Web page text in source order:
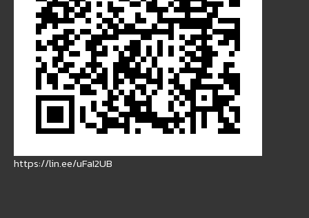
https://lin.ee/uFaI2UB